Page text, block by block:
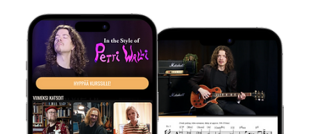
Kokeile Ilmaiseksi